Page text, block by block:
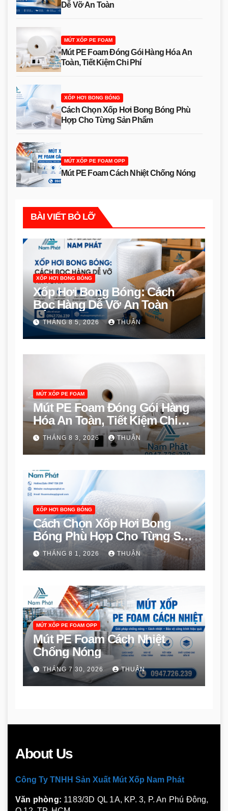
Dễ Vỡ An Toàn
MÚT XỐP PE FOAM
Mút PE Foam Đóng Gói Hàng Hóa An
Toàn, Tiết Kiệm Chi Phí
XỐP HƠI BONG BÓNG
Cách Chọn Xốp Hơi Bong Bóng Phù
Hợp Cho Từng Sản Phẩm
MÚT XỐP PE FOAM OPP
Mút PE Foam Cách Nhiệt Chống Nóng
BÀI VIẾT BỎ LỠ
XỐP HƠI BONG BÓNG
Xốp Hơi Bong Bóng: Cách
Bọc Hàng Dễ Vỡ An Toàn
THÁNG 8 5, 2026 THUẬN
MÚT XỐP PE FOAM
Mút PE Foam Đóng Gói Hàng
Hóa An Toàn, Tiết Kiệm Chi
PhíTHÁNG 8 3, 2026 THUẬN
XỐP HƠI BONG BÓNG
Cách Chọn Xốp Hơi Bong
Bóng Phù Hợp Cho Từng Sản
Phẩm
THÁNG 8 1, 2026 THUẬN
MÚT XỐP PE FOAM OPP
Mút PE Foam Cách Nhiệt
Chống Nóng
THÁNG 7 30, 2026 THUẬN
About Us
Công Ty TNHH Sản Xuất Mút Xốp Nam Phát
Văn phòng: 1183/3D QL 1A, KP. 3, P. An Phú Đông,